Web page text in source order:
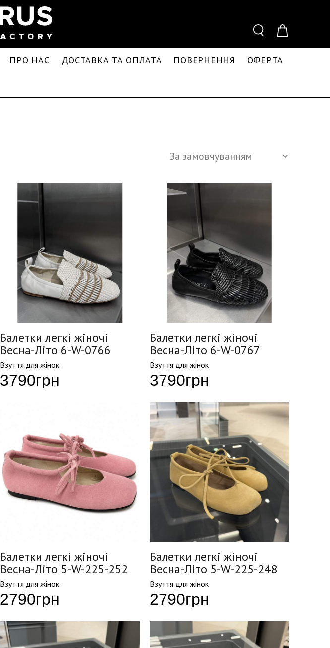
ПРО НАС ДОСТАВКА ТА ОПЛАТА ПОВЕРНЕННЯ ОФЕРТА
Балетки легкі жіночі
Весна-Літо 6-W-0766
Взуття для жінок
3790грн
Балетки легкі жіночі
Весна-Літо 6-W-0767
Взуття для жінок
3790грн
Балетки легкі жіночі
Весна-Літо 5-W-225-252
Взуття для жінок
2790грн
Балетки легкі жіночі
Весна-Літо 5-W-225-248
Взуття для жінок
2790грн